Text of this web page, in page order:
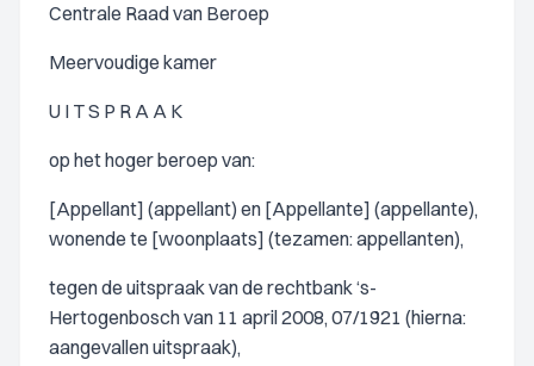
Centrale Raad van Beroep
Meervoudige kamer
U I T S P R A A K
op het hoger beroep van:
[Appellant] (appellant) en [Appellante] (appellante),
wonende te [woonplaats] (tezamen: appellanten),
tegen de uitspraak van de rechtbank ‘s-
Hertogenbosch van 11 april 2008, 07/1921 (hierna:
aangevallen uitspraak),